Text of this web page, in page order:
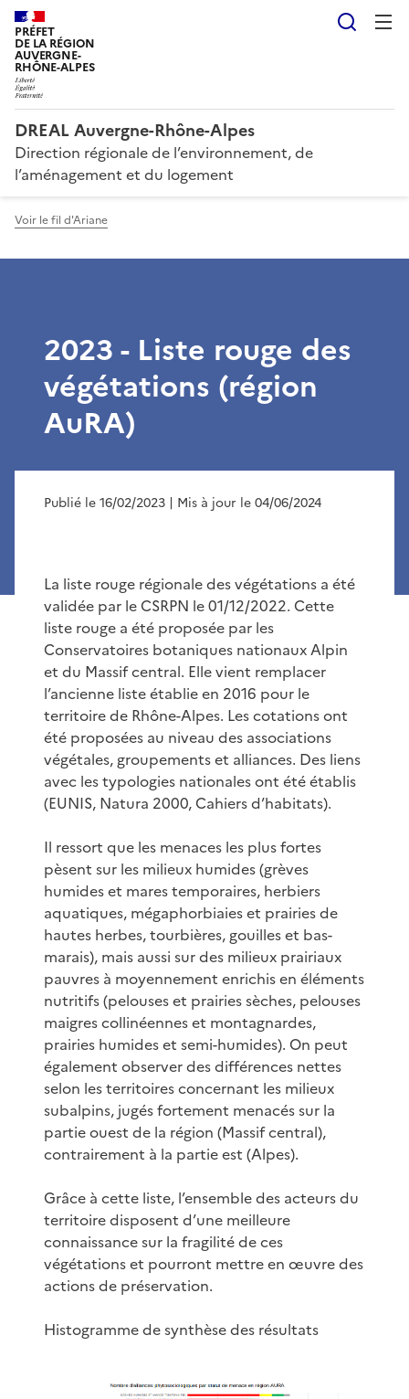
PRÉFET
DE LA RÉGION
AUVERGNE-
RHÔNE-ALPES
DREAL Auvergne-Rhône-Alpes
Direction régionale de l’environnement, de
l’aménagement et du logement
Voir le fil d'Ariane
2023 - Liste rouge des
végétations (région
AuRA)
Publié le 16/02/2023 | Mis à jour le 04/06/2024
La liste rouge régionale des végétations a été
validée par le CSRPN le 01/12/2022. Cette
liste rouge a été proposée par les
Conservatoires botaniques nationaux Alpin
et du Massif central. Elle vient remplacer
l’ancienne liste établie en 2016 pour le
territoire de Rhône-Alpes. Les cotations ont
été proposées au niveau des associations
végétales, groupements et alliances. Des liens
avec les typologies nationales ont été établis
(EUNIS, Natura 2000, Cahiers d’habitats).
Il ressort que les menaces les plus fortes
pèsent sur les milieux humides (grèves
humides et mares temporaires, herbiers
aquatiques, mégaphorbiaies et prairies de
hautes herbes, tourbières, gouilles et bas-
marais), mais aussi sur des milieux prairiaux
pauvres à moyennement enrichis en éléments
nutritifs (pelouses et prairies sèches, pelouses
maigres collinéennes et montagnardes,
prairies humides et semi-humides). On peut
également observer des différences nettes
selon les territoires concernant les milieux
subalpins, jugés fortement menacés sur la
partie ouest de la région (Massif central),
contrairement à la partie est (Alpes).
Grâce à cette liste, l’ensemble des acteurs du
territoire disposent d’une meilleure
connaissance sur la fragilité de ces
végétations et pourront mettre en œuvre des
actions de préservation.
Histogramme de synthèse des résultats